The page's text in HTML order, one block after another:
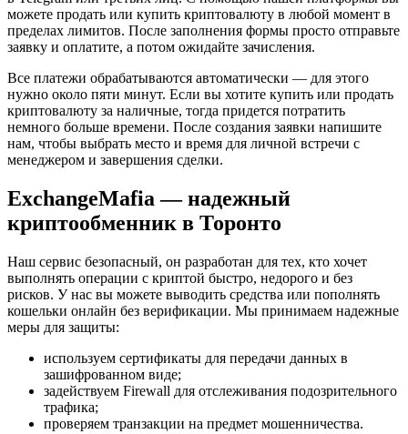
можете продать или купить криптовалюту в любой момент в
пределах лимитов. После заполнения формы просто отправьте
заявку и оплатите, а потом ожидайте зачисления.
Все платежи обрабатываются автоматически — для этого
нужно около пяти минут. Если вы хотите купить или продать
криптовалюту за наличные, тогда придется потратить
немного больше времени. После создания заявки напишите
нам, чтобы выбрать место и время для личной встречи с
менеджером и завершения сделки.
ExchangeMafia — надежный
криптообменник в Торонто
Наш сервис безопасный, он разработан для тех, кто хочет
выполнять операции с криптой быстро, недорого и без
рисков. У нас вы можете выводить средства или пополнять
кошельки онлайн без верификации. Мы принимаем надежные
меры для защиты:
используем сертификаты для передачи данных в
зашифрованном виде;
задействуем Firewall для отслеживания подозрительного
трафика;
проверяем транзакции на предмет мошенничества.